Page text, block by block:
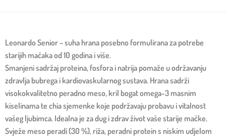
Leonardo Senior – suha hrana posebno formulirana za potrebe
starijih mačaka od 10 godina i više.
Smanjeni sadržaj proteina, fosfora i natrija pomaže u održavanju
zdravlja bubrega i kardiovaskularnog sustava. Hrana sadrži
visokokvalitetno peradno meso, kril bogat omega-3 masnim
kiselinama te chia sjemenke koje podržavaju probavu i vitalnost
vašeg ljubimca. Idealna je za dug i zdrav život vaše starije mačke.
Svježe meso peradi (30 %), riža, peradni protein s niskim udjelom